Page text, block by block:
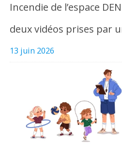
Incendie de l’espace
deux vidéos prises par
13 juin 2026